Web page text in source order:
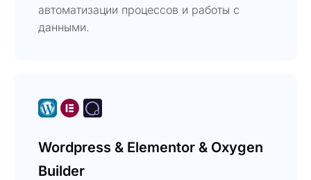
автоматизации процессов и работы с
данными.
Wordpress & Elementor & Oxygen
Builder